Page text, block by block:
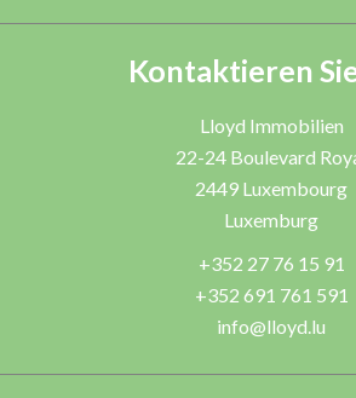
Kontaktieren
Lloyd Immobilien
22-24 Boulevard
2449 Luxembourg
Luxemburg
+352 27 76 15 91
+352 691 761 591
info@lloyd.lu